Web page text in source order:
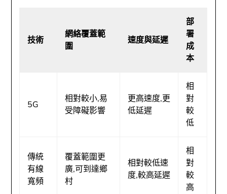
技術
網絡覆蓋範
圍
速度與延遲
部
署
成
本
5G
相對較小,易
受障礙影響
更高速度,更
低延遲
相
對
較
低
傳統
有線
寬頻
覆蓋範圍更
廣,可到達鄉
村
相對較低速
度,較高延遲
相
對
較
高